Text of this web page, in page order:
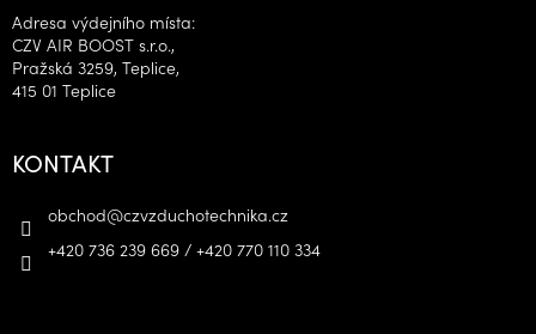
Adresa výdejního místa:
CZV AIR BOOST s.r.o.,
Pražská 3259, Teplice,
415 01 Teplice
KONTAKT
obchod@czvzduchotechnika.cz
+420 736 239 669 / +420 770 110 334